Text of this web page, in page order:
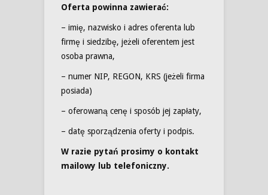
Oferta powinna zawierać:
– imię, nazwisko i adres oferenta lub
firmę i siedzibę, jeżeli oferentem jest
osoba prawna,
– numer NIP, REGON, KRS (jeżeli firma
posiada)
– oferowaną cenę i sposób jej zapłaty,
– datę sporządzenia oferty i podpis.
W razie pytań prosimy o kontakt
mailowy lub telefoniczny.